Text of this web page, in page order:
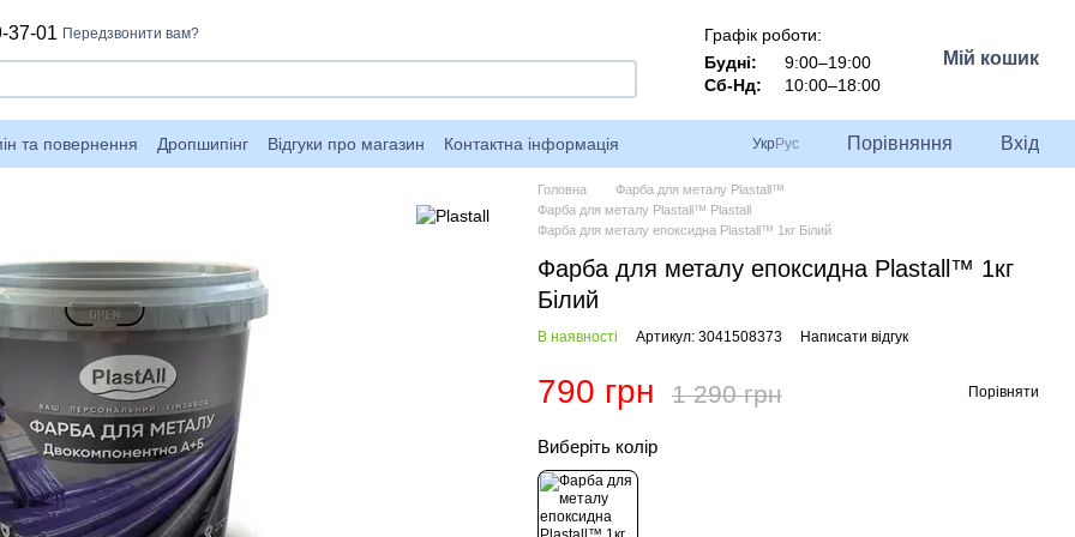
37-01 Передзвонити вам?
Графік роботи:
Будні:
9:00–19:00
Сб-Нд:
10:00–18:00
Мій кошик
та повернення Дропшипінг Відгуки про магазин Контактна інформація Укр Рус Порівняння Вхід
Головна
Фарба для металу Plastall™
Фарба для металу Plastall™ Plastall
Фарба для металу епоксидна Plastall™ 1кг Білий
Фарба для металу епоксидна Plastall™ 1кг
Білий
В наявності Артикул: 3041508373 Написати відгук
790 грн 1 290 грн Порівняти
Виберіть колір